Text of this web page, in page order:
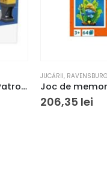
Set de constructie Mega Paw Patrol Marshall Super Camion de Pompieri 33 piese si 2 figurine 3+ ani
JUCĂRII,
206,35 lei